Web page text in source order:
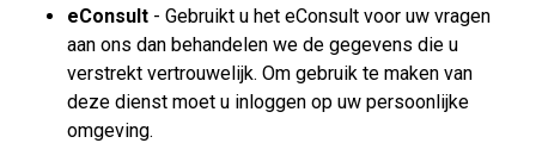
eConsult - Gebruikt u het eConsult voor uw vragen
aan ons dan behandelen we de gegevens die u
verstrekt vertrouwelijk. Om gebruik te maken van
deze dienst moet u inloggen op uw persoonlijke
omgeving.